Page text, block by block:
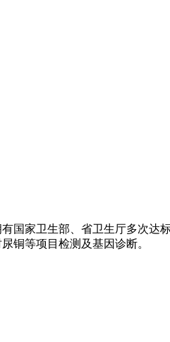
国家卫生部、省卫生厅多次
铜等项目检测及基因诊断。